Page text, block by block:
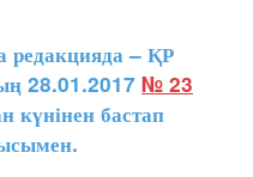
– ҚР
28.01.2017 № 23
күнінен бастап